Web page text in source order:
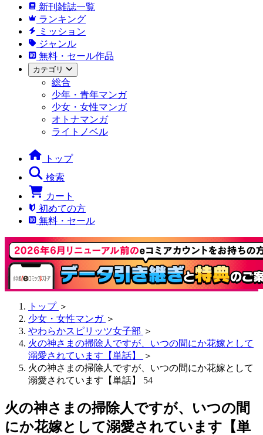
新刊雑誌一覧
ランキング
ミッション
ジャンル
無料・セール作品
カテゴリ
総合
少年・青年マンガ
少女・女性マンガ
オトナマンガ
ライトノベル
トップ
検索
カート
初めての方
無料・セール
トップ ＞
少女・女性マンガ ＞
やわらかスピリッツ女子部 ＞
火の神さまの掃除人ですが、いつの間にか花嫁として
溺愛されています【単話】
＞
火の神さまの掃除人ですが、いつの間にか花嫁として
溺愛されています【単話】 54
火の神さまの掃除人ですが、いつの間
にか花嫁として溺愛されています【単